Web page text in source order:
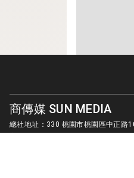
商傳媒 SUN MEDIA
總社地址：330 桃園市桃園區中正路